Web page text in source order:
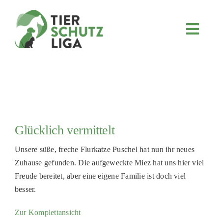
FÖRDERN & VERERBEN
KOOPERATIONEN
4KIDS
TIERHEIMTIERE
TIERHEIME
Glücklich vermittelt
Unsere süße, freche Flurkatze Puschel hat nun ihr neues
Zuhause gefunden. Die aufgeweckte Miez hat uns hier viel
Freude bereitet, aber eine eigene Familie ist doch viel
besser.
Zur Komplettansicht